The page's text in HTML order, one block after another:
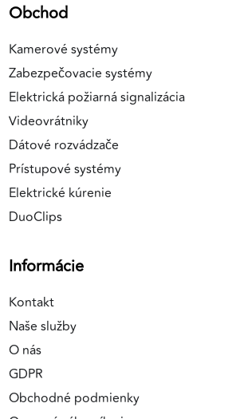
Obchod
Kamerové systémy
Zabezpečovacie systémy
Elektrická požiarná signalizácia
Videovrátniky
Dátové rozvádzače
Prístupové systémy
Elektrické kúrenie
DuoClips
Informácie
Kontakt
Naše služby
O nás
GDPR
Obchodné podmienky